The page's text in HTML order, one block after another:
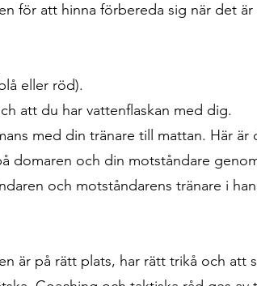
för att hinna förbereda sig när det är
eller röd).
att du har vattenflaskan med dig.
med din tränare till mattan. Här
domaren och din motståndare
och motståndarens tränare i
är på rätt plats, har rätt trikå och att